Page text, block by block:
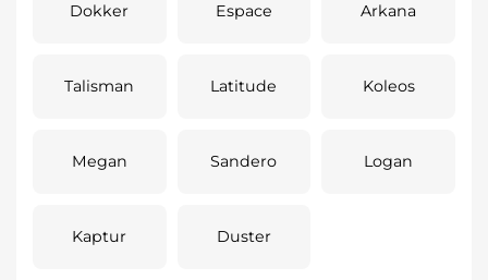
Dokker Espace Arkana
Talisman Latitude Koleos
Megan Sandero Logan
Kaptur Duster